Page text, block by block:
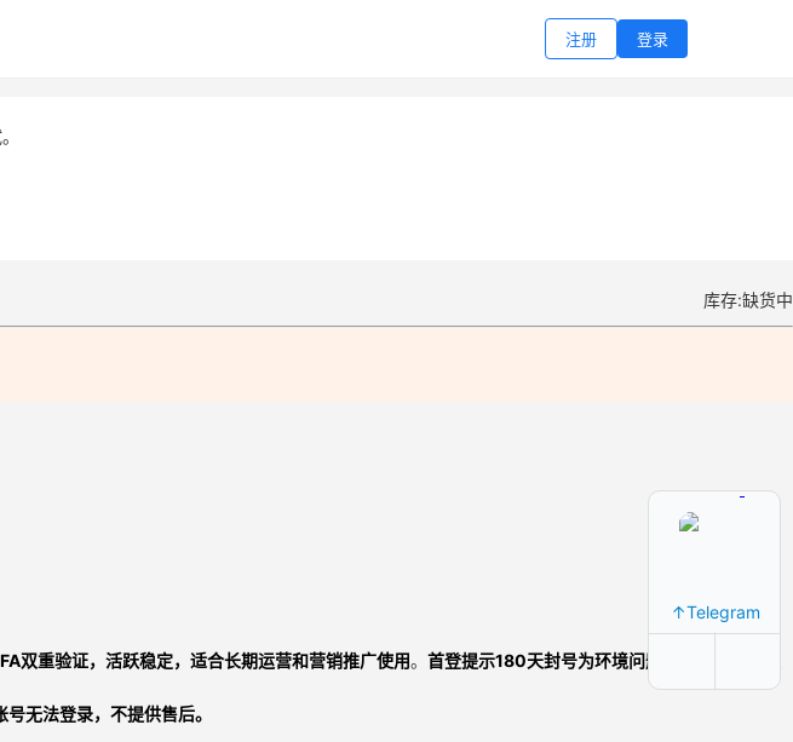
注册 登录
库存:缺货中
双重验证，活跃稳定，适合长期运营和营销推广使用。 首登提示180天封号为环境问题不售后。
无法登录，不提供售后。
↑Telegram